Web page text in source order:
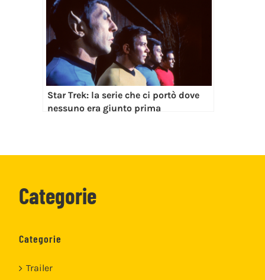
Star Trek: la serie che ci portò dove
nessuno era giunto prima
Categorie
Categorie
Trailer